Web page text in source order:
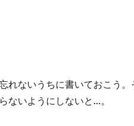
れないうちに書いておこう
らないようにしないと…。